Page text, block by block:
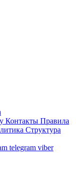
Контакты Правила
Структура
telegram viber